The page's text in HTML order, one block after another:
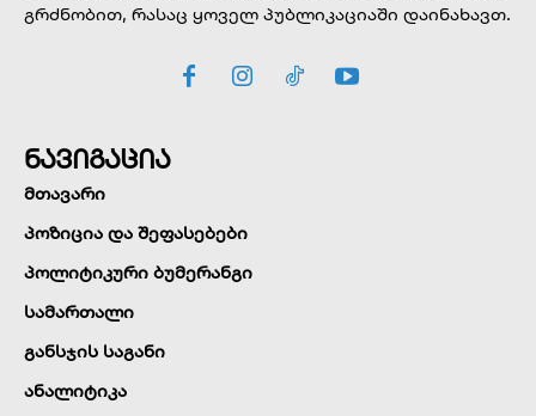
გრძნობით, რასაც ყოველ პუბლიკაციაში დაინახავთ.
ნავიგაცია
მთავარი
პოზიცია და შეფასებები
პოლიტიკური ბუმერანგი
სამართალი
განსჯის საგანი
ანალიტიკა